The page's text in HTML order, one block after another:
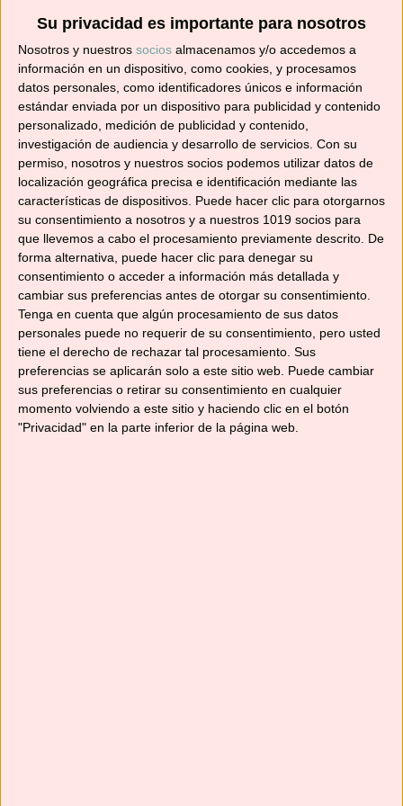
Su privacidad es importante para nosotros
Nosotros y nuestros socios almacenamos y/o accedemos a
información en un dispositivo, como cookies, y procesamos
datos personales, como identificadores únicos e información
estándar enviada por un dispositivo para publicidad y contenido
personalizado, medición de publicidad y contenido,
investigación de audiencia y desarrollo de servicios. Con su
permiso, nosotros y nuestros socios podemos utilizar datos de
localización geográfica precisa e identificación mediante las
características de dispositivos. Puede hacer clic para otorgarnos
su consentimiento a nosotros y a nuestros 1019 socios para
que llevemos a cabo el procesamiento previamente descrito. De
forma alternativa, puede hacer clic para denegar su
consentimiento o acceder a información más detallada y
cambiar sus preferencias antes de otorgar su consentimiento.
Tenga en cuenta que algún procesamiento de sus datos
personales puede no requerir de su consentimiento, pero usted
tiene el derecho de rechazar tal procesamiento. Sus
preferencias se aplicarán solo a este sitio web. Puede cambiar
sus preferencias o retirar su consentimiento en cualquier
momento volviendo a este sitio y haciendo clic en el botón
"Privacidad" en la parte inferior de la página web.
Suscríbete ahora para recibir todas las recetas
en tu correo.
¡No te pierdas ninguna! 👩‍🍳👨‍🍳
Dirección
de
correo
electrónico
Suscribir
YouTube